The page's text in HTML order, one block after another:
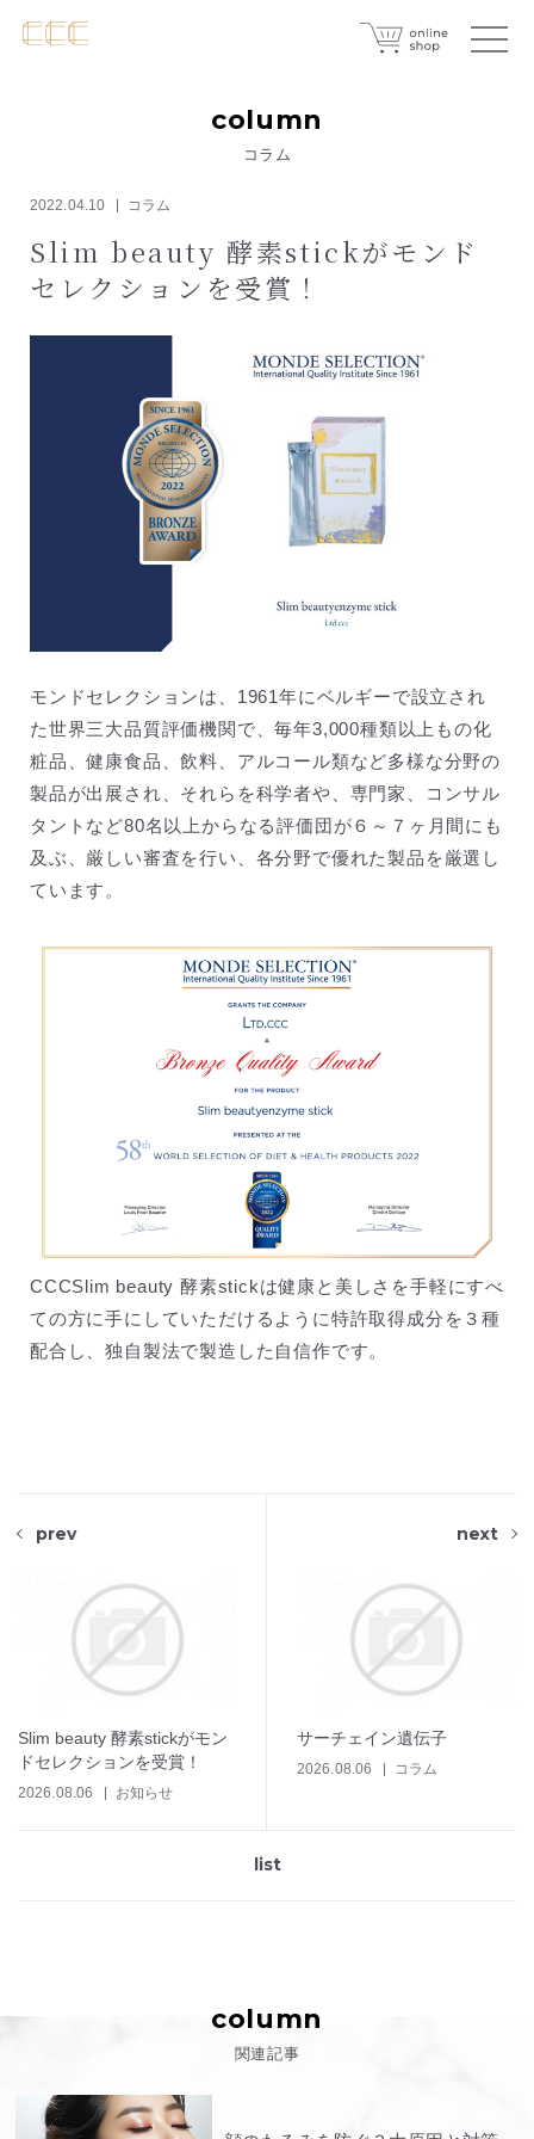
column
コラム
2022.04.10 コラム
Slim beauty 酵素stickがモンド
セレクションを受賞！
モンドセレクションは、1961年にベルギーで設立され
た世界三大品質評価機関で、毎年3,000種類以上もの化
粧品、健康食品、飲料、アルコール類など多様な分野の
製品が出展され、それらを科学者や、専門家、コンサル
タントなど80名以上からなる評価団が６～７ヶ月間にも
及ぶ、厳しい審査を行い、各分野で優れた製品を厳選し
ています。
CCCSlim beauty 酵素stickは健康と美しさを手軽にすべ
ての方に手にしていただけるように特許取得成分を３種
配合し、独自製法で製造した自信作です。
prev
Slim beauty 酵素stickがモン
ドセレクションを受賞！
2026.08.06 お知らせ
list
next
サーチェイン遺伝子
2026.08.06 コラム
column
関連記事